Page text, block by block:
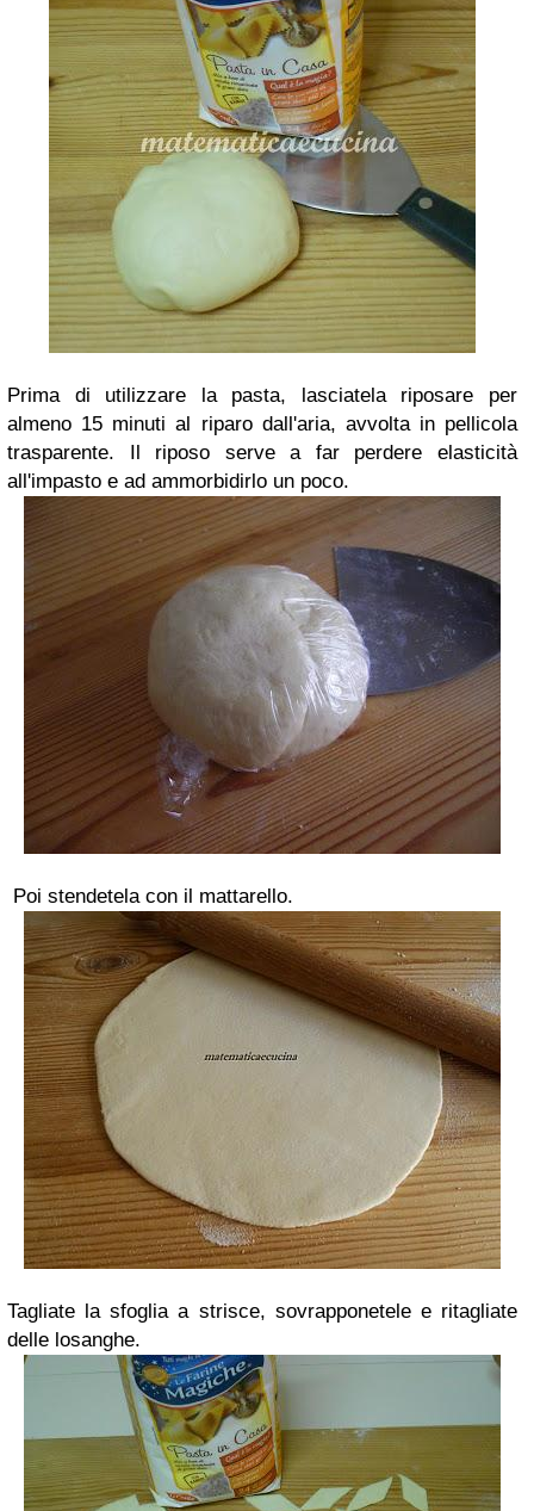
Prima di utilizzare la pasta, lasciatela riposare per
almeno 15 minuti al riparo dall'aria, avvolta in pellicola
trasparente. Il riposo serve a far perdere elasticità
all'impasto e ad ammorbidirlo un poco.
Poi stendetela con il mattarello.
Tagliate la sfoglia a strisce, sovrapponetele e ritagliate
delle losanghe.